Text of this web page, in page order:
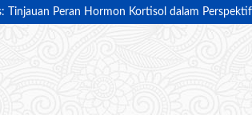
Tinjauan Peran Hormon Kortisol dalam